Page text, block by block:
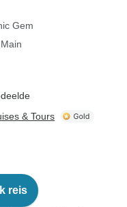
Gem
Main
& Tours
reis